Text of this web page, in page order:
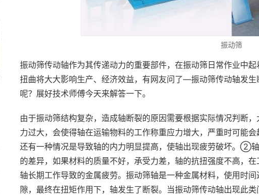
振动筛
振动筛传动轴作为其传递动力的重要部件，在振动筛日常作业中
扭曲将大大影响生产、经济效益，有网友问了—振动筛传动轴发
呢？展好技术师傅今天来解答一下。
由于振动筛结构复杂，造成轴断裂的原因需要根据实际情况判断
力过大，会使得轴在运输物料的工作称重应力增大，严重时可能
还有一种情况是导致轴的内力明显提高，使轴出现疲劳破坏。②
的差异，如果材料的质量不好，承受力差，轴的抗扭强度不高，
轴长期工作导致的金属疲劳。振动筛轴是一种金属材料，使用时
隙，最终在扭矩作用下，轴发生了断裂。当振动筛传动轴出现此